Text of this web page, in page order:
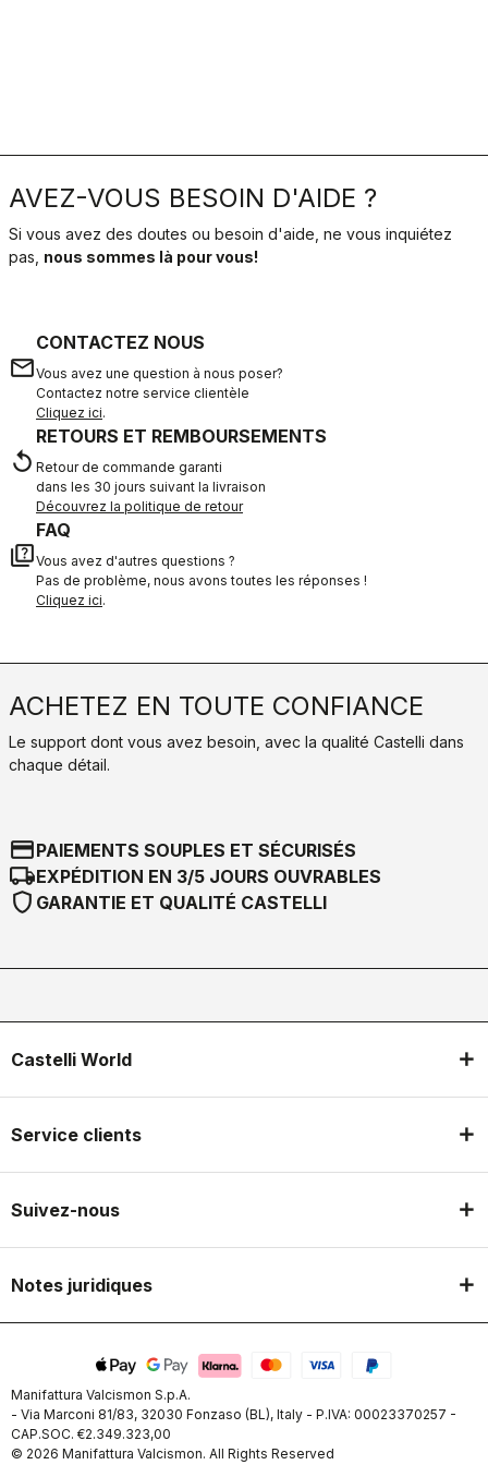
AVEZ-VOUS BESOIN D'AIDE ?
Si vous avez des doutes ou besoin d'aide, ne vous inquiétez
pas, nous sommes là pour vous!
email
CONTACTEZ NOUS
Vous avez une question à nous poser?
Contactez notre service clientèle
Cliquez ici.
replay
RETOURS ET REMBOURSEMENTS
Retour de commande garanti
dans les 30 jours suivant la livraison
Découvrez la politique de retour
quiz
FAQ
Vous avez d'autres questions ?
Pas de problème, nous avons toutes les réponses !
Cliquez ici.
ACHETEZ EN TOUTE CONFIANCE
Le support dont vous avez besoin, avec la qualité Castelli dans
chaque détail.
credit_cardPAIEMENTS SOUPLES ET SÉCURISÉS
local_shippingEXPÉDITION EN 3/5 JOURS OUVRABLES
shield GARANTIE ET QUALITÉ CASTELLI
Castelli World
Service clients
Suivez-nous
Notes juridiques
Manifattura Valcismon S.p.A.
- Via Marconi 81/83, 32030 Fonzaso (BL), Italy - P.IVA: 00023370257 -
CAP.SOC. €2.349.323,00
© 2026 Manifattura Valcismon. All Rights Reserved